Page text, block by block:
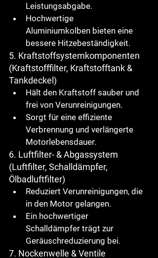
Leistungsabgabe.
Hochwertige
Aluminiumkolben bieten eine
bessere Hitzebeständigkeit.
5. Kraftstoffsystemkomponenten
(Kraftstofffilter, Kraftstofftank &
Tankdeckel)
Hält den Kraftstoff sauber und
frei von Verunreinigungen.
Sorgt für eine effiziente
Verbrennung und verlängerte
Motorlebensdauer.
6. Luftfilter- & Abgassystem
(Luftfilter, Schalldämpfer,
Ölbadluftfilter)
Reduziert Verunreinigungen, die
in den Motor gelangen.
Ein hochwertiger
Schalldämpfer trägt zur
Geräuschreduzierung bei.
7. Nockenwelle & Ventile